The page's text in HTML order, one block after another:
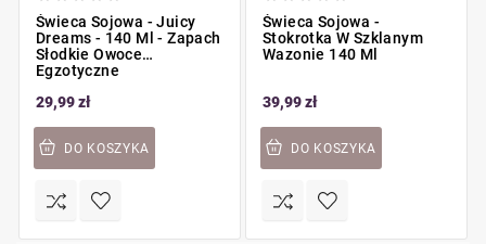
Świeca Sojowa - Juicy
Dreams - 140 Ml - Zapach
Słodkie Owoce
Egzotyczne
29,99 zł
DO KOSZYKA
Świeca Sojowa -
Stokrotka W Szklanym
Wazonie 140 Ml
39,99 zł
DO KOSZYKA